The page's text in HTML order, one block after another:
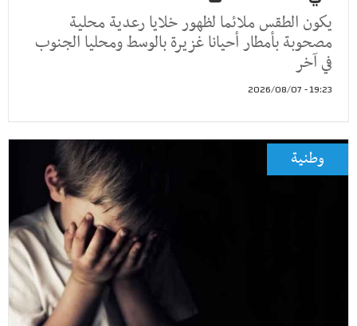
يكون الطقس ملائما لظهور خلايا رعدية محلية
مصحوبة بأمطار أحيانا غزيرة بالوسط ومحليا الجنوب
في آخر
19:23 - 2026/08/07
وطنية